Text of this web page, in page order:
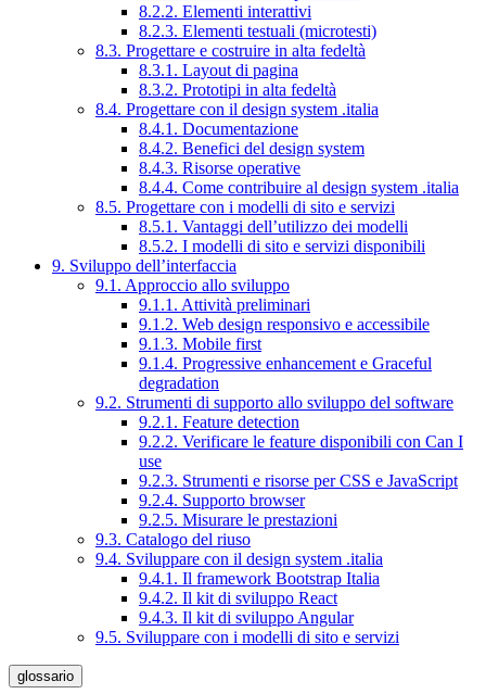
8.2.2. Elementi interattivi
8.2.3. Elementi testuali (microtesti)
8.3. Progettare e costruire in alta fedeltà
8.3.1. Layout di pagina
8.3.2. Prototipi in alta fedeltà
8.4. Progettare con il design system .italia
8.4.1. Documentazione
8.4.2. Benefici del design system
8.4.3. Risorse operative
8.4.4. Come contribuire al design system .italia
8.5. Progettare con i modelli di sito e servizi
8.5.1. Vantaggi dell’utilizzo dei modelli
8.5.2. I modelli di sito e servizi disponibili
9. Sviluppo dell’interfaccia
9.1. Approccio allo sviluppo
9.1.1. Attività preliminari
9.1.2. Web design responsivo e accessibile
9.1.3. Mobile first
9.1.4. Progressive enhancement e Graceful
degradation
9.2. Strumenti di supporto allo sviluppo del software
9.2.1. Feature detection
9.2.2. Verificare le feature disponibili con Can I
use
9.2.3. Strumenti e risorse per CSS e JavaScript
9.2.4. Supporto browser
9.2.5. Misurare le prestazioni
9.3. Catalogo del riuso
9.4. Sviluppare con il design system .italia
9.4.1. Il framework Bootstrap Italia
9.4.2. Il kit di sviluppo React
9.4.3. Il kit di sviluppo Angular
9.5. Sviluppare con i modelli di sito e servizi
glossario